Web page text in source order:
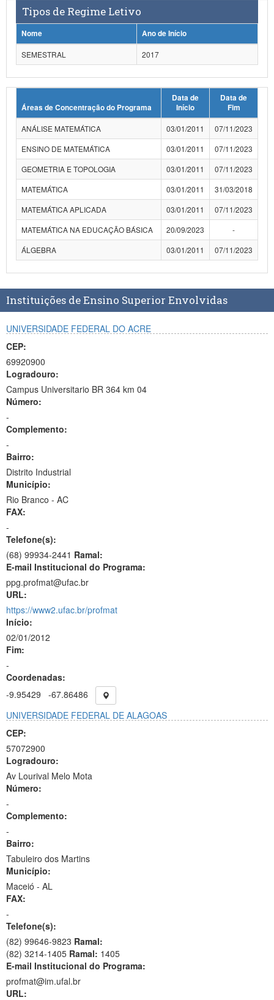
Tipos de Regime Letivo
Nome
Ano de Início
SEMESTRAL
2017
Áreas de Concentração do Programa
Data de
Início
Data de
Fim
ANÁLISE MATEMÁTICA
03/01/2011
07/11/2023
ENSINO DE MATEMÁTICA
03/01/2011
07/11/2023
GEOMETRIA E TOPOLOGIA
03/01/2011
07/11/2023
MATEMÁTICA
03/01/2011
31/03/2018
MATEMÁTICA APLICADA
03/01/2011
07/11/2023
MATEMÁTICA NA EDUCAÇÃO BÁSICA
20/09/2023
-
ÁLGEBRA
03/01/2011 07/11/2023
Instituições de Ensino Superior Envolvidas
UNIVERSIDADE FEDERAL DO ACRE
CEP:
69920900
Logradouro:
Campus Universitario BR 364 km 04
Número:
-
Complemento:
-
Bairro:
Distrito Industrial
Município:
Rio Branco - AC
FAX:
-
Telefone(s):
(68) 99934-2441 Ramal:
E-mail Institucional do Programa:
ppg.profmat@ufac.br
URL:
https://www2.ufac.br/profmat
Início:
02/01/2012
Fim:
-
Coordenadas:
-9.95429
-67.86486
UNIVERSIDADE FEDERAL DE ALAGOAS
CEP:
57072900
Logradouro:
Av Lourival Melo Mota
Número:
-
Complemento:
-
Bairro:
Tabuleiro dos Martins
Município:
Maceió - AL
FAX:
-
Telefone(s):
(82) 99646-9823 Ramal:
(82) 3214-1405 Ramal: 1405
E-mail Institucional do Programa:
profmat@im.ufal.br
URL: